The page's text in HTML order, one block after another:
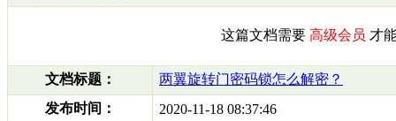
这篇文档需要 高级会员 才
文档标题：
两翼旋转门密码锁怎么解密？
发布时间：
2020-11-18 08:37:46